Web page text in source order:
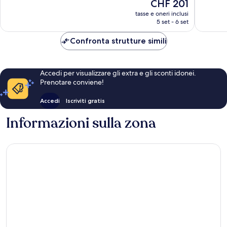
prezzo
attuale
CHF 201
CHF 201
tasse e oneri inclusi
5 set - 6 set
Confronta strutture simili
Accedi per visualizzare gli extra e gli sconti idonei.
Prenotare conviene!
Accedi Iscriviti gratis
Informazioni sulla zona